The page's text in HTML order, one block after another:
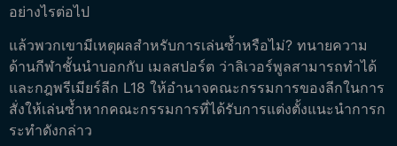
อย่างไรต่อไป
แล้วพวกเขามีเหตุผลสำหรับการเล่นซ้ำหรือไม่? ทนายความ
ด้านกีฬาชั้นนำบอกกับ เมลสปอร์ต ว่าลิเวอร์พูลสามารถทำได้
และกฎพรีเมียร์ลีก L18 ให้อำนาจคณะกรรมการของลีกในการ
สั่งให้เล่นซ้ำหากคณะกรรมการที่ได้รับการแต่งตั้งแนะนำการก
ระทำดังกล่าว